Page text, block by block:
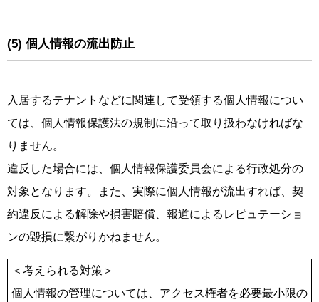
(5) 個人情報の流出防止
入居するテナントなどに関連して受領する個人情報につい
ては、個人情報保護法の規制に沿って取り扱わなければな
りません。
違反した場合には、個人情報保護委員会による行政処分の
対象となります。また、実際に個人情報が流出すれば、契
約違反による解除や損害賠償、報道によるレピュテーショ
ンの毀損に繋がりかねません。
＜考えられる対策＞
個人情報の管理については、アクセス権者を必要最小限の